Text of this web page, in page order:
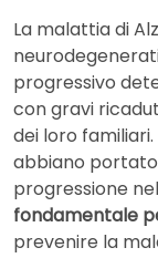
La malattia di
progressivo
con gravi
dei loro
abbiano
progressione
fondamentale
prevenire la